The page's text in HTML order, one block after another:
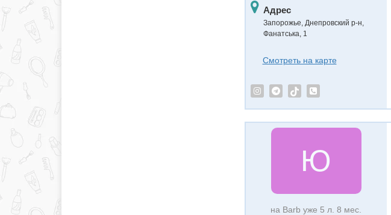
Адрес
Запорожье, Днепровский р-н,
Фанатська, 1
Смотреть на карте
Ю
на Barb уже 5 л. 8 мес.